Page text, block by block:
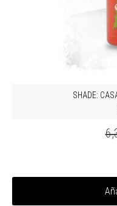
SHADE: